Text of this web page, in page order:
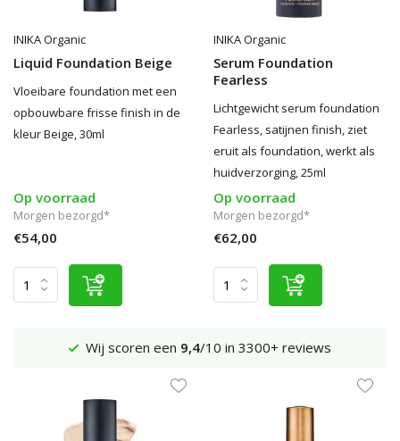
INIKA Organic
Liquid Foundation Beige
Vloeibare foundation met een
opbouwbare frisse finish in de
kleur Beige, 30ml
Op voorraad
Morgen bezorgd*
€54,00
INIKA Organic
Serum Foundation
Fearless
Lichtgewicht serum foundation
Fearless, satijnen finish, ziet
eruit als foundation, werkt als
huidverzorging, 25ml
Op voorraad
Morgen bezorgd*
€62,00
Verzenden €4,95 (NL)Gratisvanaf €65